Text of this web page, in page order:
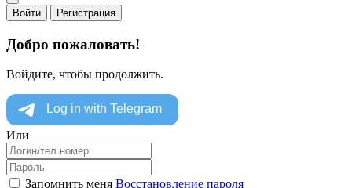
Войти Регистрация
Добро пожаловать!
Войдите, чтобы продолжить.
Или
Запомнить меня Восстановление пароля